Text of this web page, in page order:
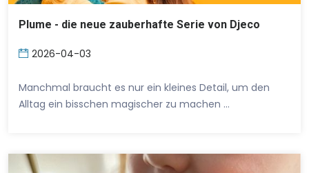
Plume - die neue zauberhafte Serie von Djeco
2026-04-03
Manchmal braucht es nur ein kleines Detail, um den
Alltag ein bisschen magischer zu machen …